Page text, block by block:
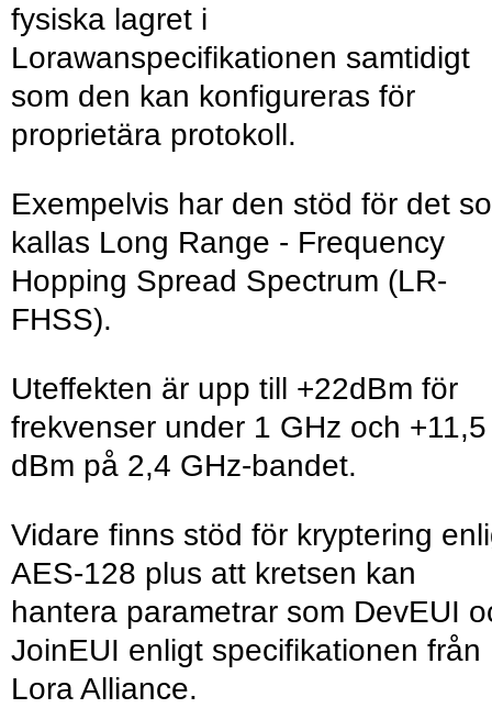
fysiska lagret i
Lorawanspecifikationen samtidigt
som den kan konfigureras för
proprietära protokoll.
Exempelvis har den stöd för det
kallas Long Range - Frequency
Hopping Spread Spectrum (LR-
FHSS).
Uteffekten är upp till +22dBm för
frekvenser under 1 GHz och +11,5
dBm på 2,4 GHz-bandet.
Vidare finns stöd för kryptering
AES-128 plus att kretsen kan
hantera parametrar som DevEUI
JoinEUI enligt specifikationen från
Lora Alliance.